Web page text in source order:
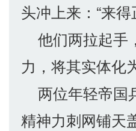
头冲上来：“来得
他们两拉起手
力，将其实体化
两位年轻帝国
精神力刺网铺天